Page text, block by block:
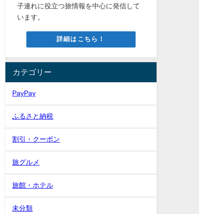
子連れに役立つ旅情報を中心に発信して
います。
詳細はこちら！
カテゴリー
PayPay
ふるさと納税
割引・クーポン
旅グルメ
旅館・ホテル
未分類